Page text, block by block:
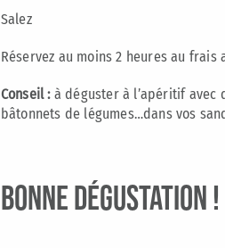
Salez
Réservez au moins 2 heures au
Conseil : à déguster à l’apéritif avec
bâtonnets de légumes…dans vos
BONNE DÉGUSTATION !